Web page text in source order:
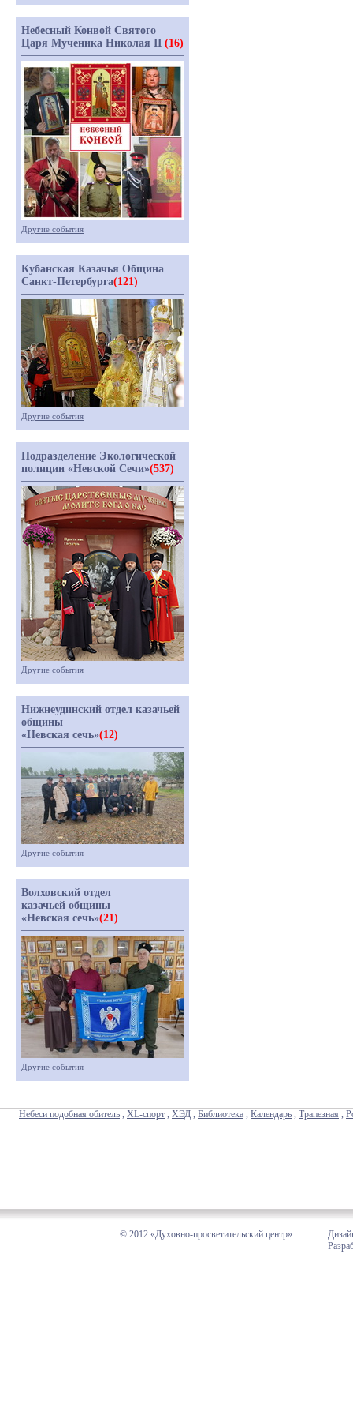
Небесный Конвой Святого
Царя Мученика Николая II (16)
Другие события
Кубанская Казачья Община
Санкт-Петербурга(121)
Другие события
Подразделение Экологической
полиции «Невской Сечи»(537)
Другие события
Нижнеудинский отдел казачьей
общины
«Невская сечь»(12)
Другие события
Волховский отдел
казачьей общины
«Невская сечь»(21)
Другие события
Небеси подобная обитель , XL-спорт , ХЭД , Библиотека , Календарь , Трапезная ,
© 2012 «Духовно-просветительский центр»